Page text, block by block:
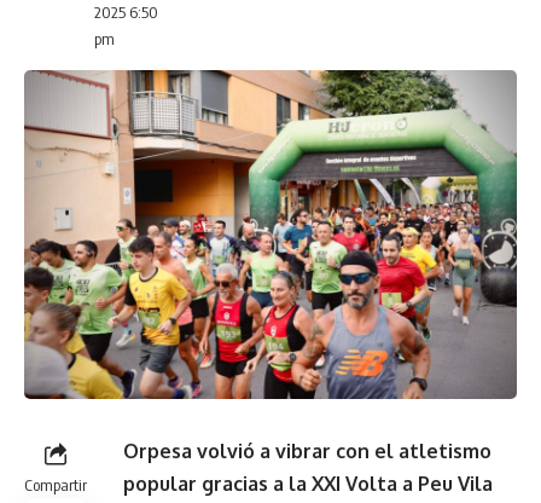
2025 6:50
pm
Compartir
Orpesa volvió a vibrar con el atletismo
popular gracias a la XXI Volta a Peu Vila